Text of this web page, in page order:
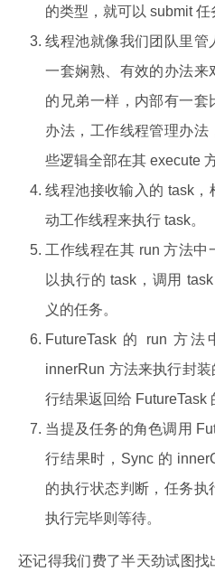
的类型，就可以 submit 任
线程池就像我们团队里管
一套娴熟、有效的办法来
的兄弟一样，内部有一套
办法，工作线程管理办
些逻辑全部在其 execute
线程池接收输入的 task
动工作线程来执行 task。
工作线程在其 run 方法中
以执行的 task，调用
义的任务。
FutureTask 的 run 方
innerRun 方法来执行封
行结果返回给 FutureTask
当提及任务的角色调用
行结果时，Sync 的
的执行状态判断，任务执
执行完毕则等待。
还记得我们费了半天劲试图